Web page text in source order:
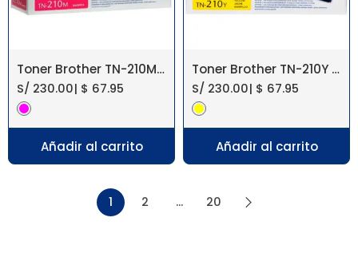
Toner Brother TN-210M Magenta 3040/3070
S/ 230.00| $ 67.95
Añadir al carrito
Toner Brother TN-210Y Yellow 3040/3070
S/ 230.00| $ 67.95
Añadir al carrito
1 2 … 20